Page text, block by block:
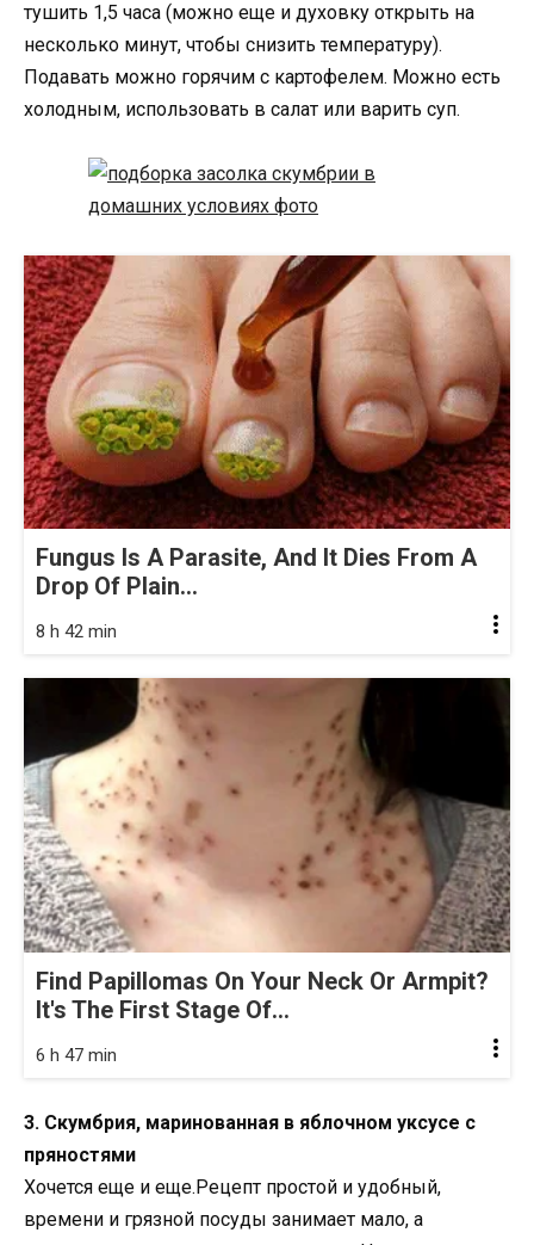
тушить 1,5 часа (можно еще и духовку открыть на
несколько минут, чтобы снизить температуру).
Подавать можно горячим с картофелем. Можно есть
холодным, использовать в салат или варить суп.
Fungus Is A Parasite, And It Dies From A
Drop Of Plain...
8 h 42 min
Find Papillomas On Your Neck Or Armpit?
It's The First Stage Of...
6 h 47 min
3. Скумбрия, маринованная в яблочном уксусе с
пряностями
Хочется еще и еще.Рецепт простой и удобный,
времени и грязной посуды занимает мало, а